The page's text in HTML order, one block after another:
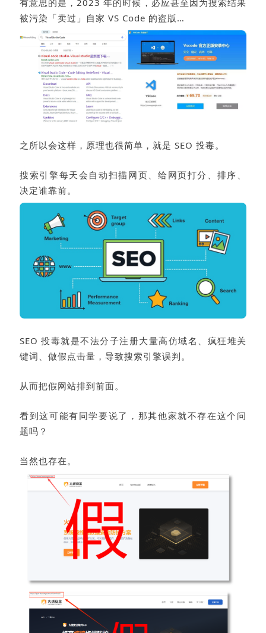
有意思的是，2023 年的时候， 必应甚至因为搜索结果
被污染「卖过 」自家 VS Code 的盗版…
之所以会这样，原理也很简单，就是 SEO 投毒。
搜索引擎每天会自动扫描网页、给网页打分、排序、
决定谁靠前。
SEO 投毒就是不法分子注册大量高仿域名、疯狂堆关
键词、做假点击量，导致搜索引擎误判。
从而把假网站排到前面。
看到这可能有同学要说了，那其他家就不存在这个问
题吗？
当然也存在。